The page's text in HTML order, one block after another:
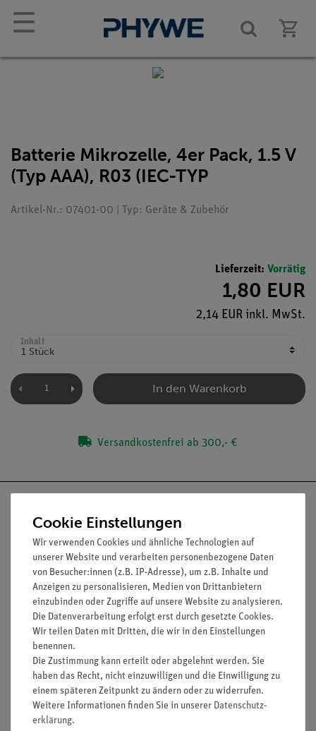
☰
Batterie Mikrozelle, 4er Pack, 1.5 V
(Typ AAA), R03 (IEC-TYP
Artikel-Nr.: 07401-00 | Typ: Geräte & Zubehör
Lieferzeit: Vorrätig
1,80 EUR
2,14 EUR inkl. MwSt.
Inhalt
In den Warenkorb
Versandkostenfrei ab 300,- €
Nach oben
Informationen
Unternehmen
Projekte und Lösungen
Presse
Stellenangebote
Service
Übersicht Service
Beratung & Showroom
Inventarisierungs- &
Cookie Einstellungen
Wir verwenden Cookies und ähnliche Technologien auf
unserer Website und verarbeiten personenbezogene Daten
von Besucher:innen (z.B. IP-Adresse), um z.B. Inhalte und
Anzeigen zu personalisieren, Medien von Drittanbietern
einzubinden oder Zugriffe auf unsere Website zu analysieren.
Die Datenverarbeitung erfolgt erst durch gesetzte Cookies.
Wir teilen Daten mit Dritten, die wir in den Einstellungen
benennen.
Die Zustimmung kann erteilt oder abgelehnt werden. Sie
haben das Recht, nicht einzuwilligen und die Einwilligung zu
einem späteren Zeitpunkt zu ändern oder zu widerrufen.
Weitere Informationen finden Sie in unserer Daten­schutz­
erklärung.